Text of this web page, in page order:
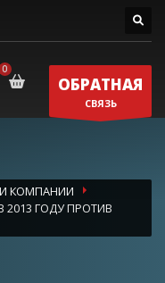
ОБРАТНАЯ
СВЯЗЬ
КОМПАНИИ
ГОДУ ПРОТИВ